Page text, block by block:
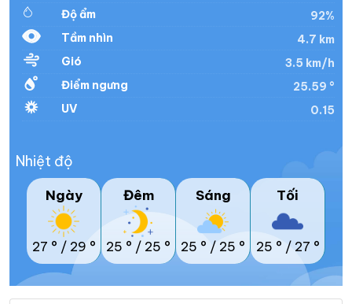
Độ ẩm
92%
Tầm nhìn
4.7 km
Gió
3.5 km/h
Điểm ngưng
25.59 °
UV
0.15
Nhiệt độ
Ngày
27 ° / 29 °
Đêm
25 ° / 25 °
Sáng
25 ° / 25 °
Tối
25 ° / 27 °